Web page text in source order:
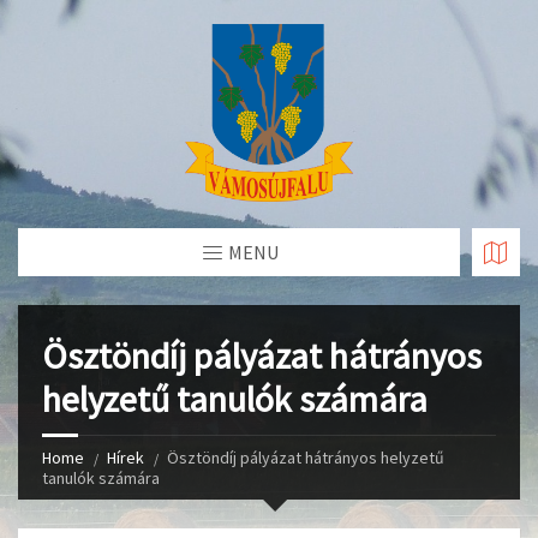
Skip
MENU
Ösztöndíj pályázat hátrányos
helyzetű tanulók számára
Home Hírek
Ösztöndíj pályázat hátrányos helyzetű
tanulók számára